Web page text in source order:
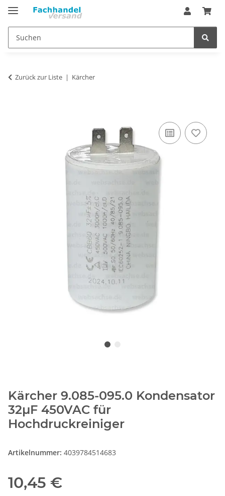
Zurück zur Liste Kärcher
Kärcher 9.085-095.0 Kondensator
32µF 450VAC für
Hochdruckreiniger
Artikelnummer: 4039784514683
10,45 €